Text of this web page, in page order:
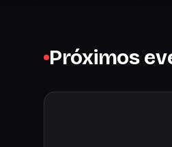
Próximos